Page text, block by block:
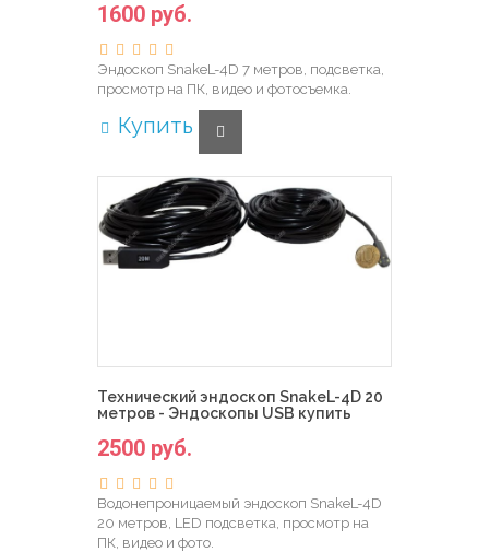
1600 руб.
Эндоскоп SnakeL-4D 7 метров, подсветка,
просмотр на ПК, видео и фотосъемка.
Купить
Технический эндоскоп SnakeL-4D 20
метров - Эндоскопы USB купить
2500 руб.
Водонепроницаемый эндоскоп SnakeL-4D
20 метров, LED подсветка, просмотр на
ПК, видео и фото.